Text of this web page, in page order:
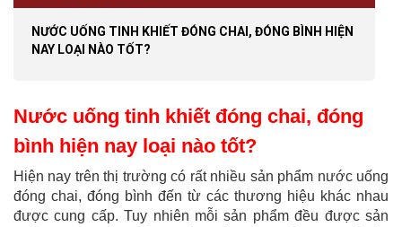
NƯỚC UỐNG TINH KHIẾT ĐÓNG CHAI, ĐÓNG BÌNH HIỆN
NAY LOẠI NÀO TỐT?
Nước uống tinh khiết đóng chai, đóng
bình hiện nay loại nào tốt?
Hiện nay trên thị trường có rất nhiều sản phẩm nước uống
đóng chai, đóng bình đến từ các thương hiệu khác nhau
được cung cấp. Tuy nhiên mỗi sản phẩm đều được sản